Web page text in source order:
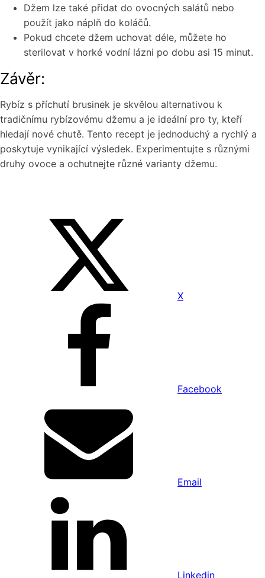
Džem lze také přidat do ovocných salátů nebo
použít jako náplň do koláčů.
Pokud chcete džem uchovat déle, můžete ho
sterilovat v horké vodní lázni po dobu asi 15 minut.
Závěr:
Rybíz s příchutí brusinek je skvělou alternativou k
tradičnímu rybízovému džemu a je ideální pro ty, kteří
hledají nové chutě. Tento recept je jednoduchý a rychlý a
poskytuje vynikající výsledek. Experimentujte s různými
druhy ovoce a ochutnejte různé varianty džemu.
X
Facebook
Email
Linkedin